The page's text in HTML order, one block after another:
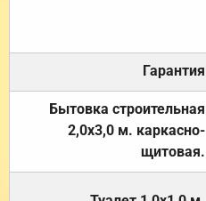
Гарантия
Бытовка строительная
2,0х3,0 м. каркасно-
щитовая.